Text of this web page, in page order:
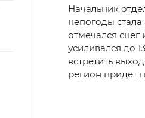
Начальник
непогоды
отмечался
усиливался до
встретить
регион придет